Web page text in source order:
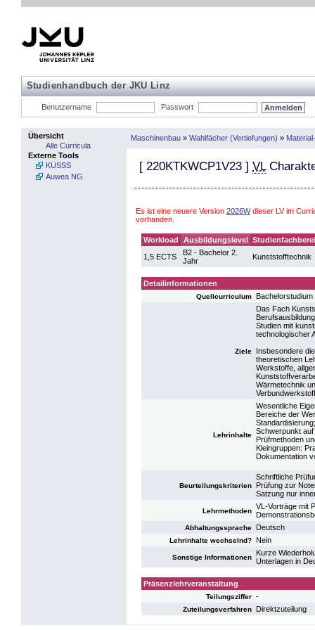
Studienhandbuch der JKU Linz
Benutzername Passwort
Übersicht
Alle Curricula
Externe Tools
KUSSS
Auwea NG
Maschinenbau » Wahlfächer (Vertiefungen) »
[ 220KTKWCP1V23 ] VL
Es ist eine neuere Version 2026Wdieser LV im
vorhanden.
Workload Ausbildungslevel
1,5 ECTS
B2 - Bachelor 2.
Jahr
Kunststofftechnik
Detailinformationen
Quellcurriculum
Ziele
Das Fach
Studien mit
technologischer
Insbesondere
theoretischen
Werkstoffe,
Wärmetechnik
Lehrinhalte
Wesentliche
Bereiche der
Schwerpunkt
Prüfmethoden
Kleingruppen:
Dokumentation
Beurteilungskriterien
Schriftliche
Prüfung zur
Satzung nur
Lehrmethoden
VL-Vorträge mit
Abhaltungssprache Deutsch
Lehrinhalte wechselnd? Nein
Sonstige Informationen
Kurze
Unterlagen in
Präsenzlehrveranstaltung
Teilungsziffer -
Zuteilungsverfahren Direktzuteilung